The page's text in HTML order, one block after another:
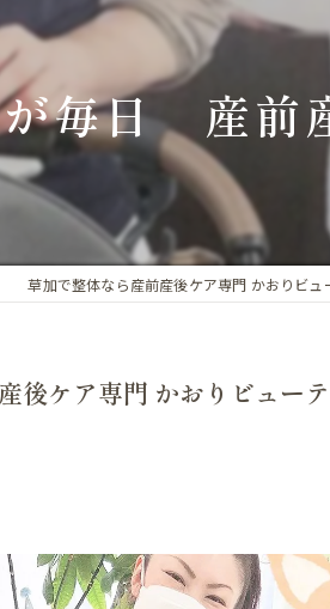
整体
盤・姿勢の歪み
調整
・卵巣周囲の循環
自費治療
交通事故施術
ケア整体
骨盤矯正
アロマオイル
カイロプラクティック
毎日 産前
草加で整体なら産前産後ケア専門 かおりビュ
後ケア専門 かおりビュー